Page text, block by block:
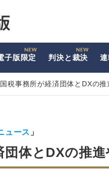
子版限定 判決と裁決
税事務所が経済団体とDXの
ュース 」
団体とDXの推